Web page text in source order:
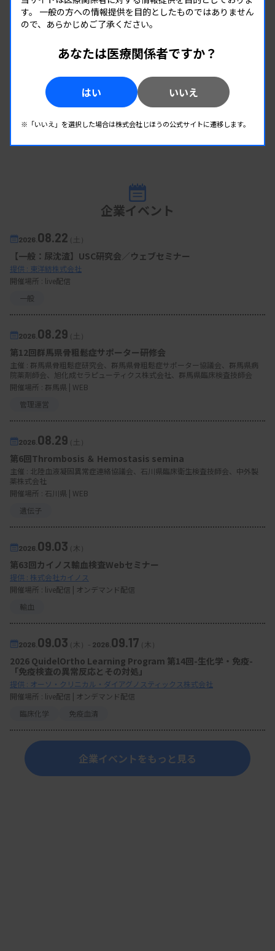
企業イベント
2026. 08.22（土）
【一般：尿沈渣】USC研究会／ウェブセミナー
提供 : 東洋紡株式会社
開催場所 : live配信
一般
2026. 08.29（土）
第12回群馬県骨粗鬆症サポーター研修会
主催 : 群馬県骨粗鬆症研究会、群馬県骨粗鬆症サポーター協議会、群馬県病
院薬剤師会、旭化成セラピューティクス株式会社、群馬県臨床検査技師会
開催場所 : 群馬県 | WEB
管理運営
2026. 08.29（土）
第6回Thrombosis ＆ Hemostasis semina
主催 : 北陸血液凝固異常症連絡協議会、石川県臨床衛生検査技師会、中外製
薬株式会社
開催場所 : 石川県 | WEB
遺伝子
2026. 09.03（木）
第63回カイノス輸血検査Webセミナー
提供 : 株式会社カイノス
開催場所 : live配信 | オンデマンド配信
輸血
2026. 09.03（木） - 2026. 09.17（木）
2026 QuidelOrtho Learning Program 第14回-生化学・免疫-
「免疫検査の異常反応とその対処」
提供 : オーソ・クリニカル・ダイアグノスティックス株式会社
開催場所 : live配信 | オンデマンド配信
臨床化学
免疫血清
企業イベントをもっと見る
す。 一般の方への情報提供を目的としたものではありません
ので、あらかじめご了承ください。
あなたは医療関係者ですか？
はい いいえ
※「いいえ」を選択した場合は株式会社じほうの公式サイトに遷移します。